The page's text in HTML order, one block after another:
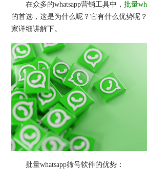
在众多的whatsapp营销工具中，批量
的首选，这是为什么呢？它有什么优势呢
家详细讲解下。
批量whatsapp筛号软件的优势：